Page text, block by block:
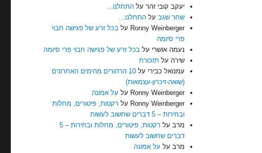
יעקב קובי זהר עלהתחלנו…
שחר שגב עלהתחלנו…
Ronny Weinberger עלבכל זרע של פגישה חבוי
פרי סיומה
נעמה אושרי עלבכל זרע של פגישה חבוי פרי סיומה
שירה על תזכורת
עמנואל כבירי על
10 הרהורים מהימים האחרונים
(שואה-זיכרון-עצמאות)
Ronny Weinberger על על אמונה
Ronny Weinberger על רקטות, פיטורים, מחלות
ובחירות – 5 דברים שחשוב לעשות
מרב על
רקטות, פיטורים, מחלות ובחירות – 5
דברים שחשוב לעשות
מרב על על אמונה